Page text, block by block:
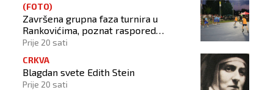
(FOTO)
Završena grupna faza turnira u
Rankovićima, poznat raspored
završnice!
Prije 20 sati
CRKVA
Blagdan svete Edith Stein
Prije 20 sati